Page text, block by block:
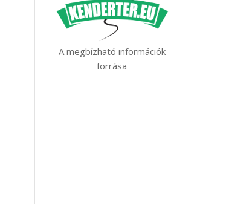
A megbízható információk
forrása